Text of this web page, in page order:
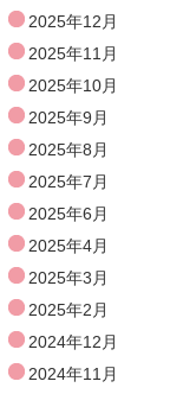
2025年12月
2025年11月
2025年10月
2025年9月
2025年8月
2025年7月
2025年6月
2025年4月
2025年3月
2025年2月
2024年12月
2024年11月